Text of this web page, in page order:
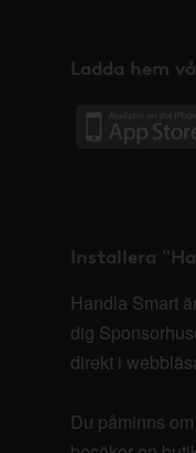
Ladda hem
Installera
Handla Smart
dig
direkt i
Du påminns